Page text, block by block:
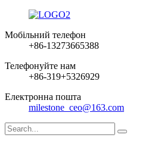
Мобільний телефон
+86-13273665388
Телефонуйте нам
+86-319+5326929
Електронна пошта
milestone_ceo@163.com